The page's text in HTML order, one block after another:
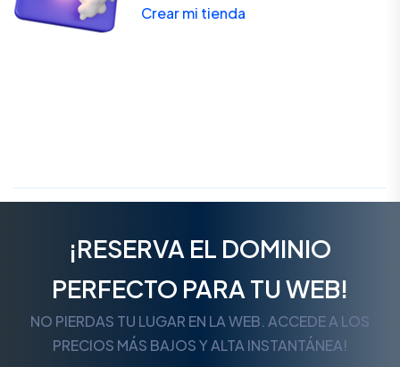
Crear mi tienda
¡RESERVA EL DOMINIO
PERFECTO PARA TU WEB!
NO PIERDAS TU LUGAR EN LA WEB. ACCEDE A LOS
PRECIOS MÁS BAJOS Y ALTA INSTANTÁNEA!